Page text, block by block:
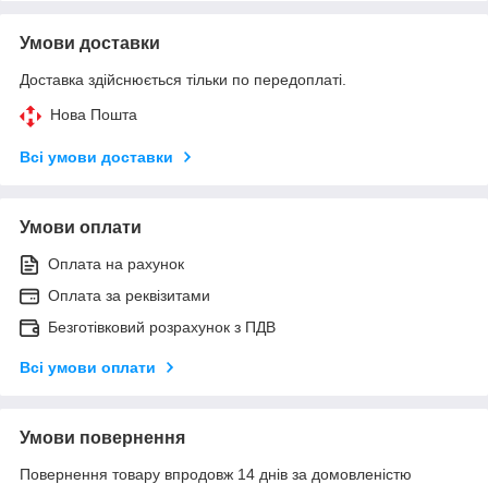
Умови доставки
Доставка здійснюється тільки по передоплаті.
Нова Пошта
Всі умови доставки
Умови оплати
Оплата на рахунок
Оплата за реквізитами
Безготівковий розрахунок з ПДВ
Всі умови оплати
Умови повернення
Повернення товару впродовж 14 днів за домовленістю